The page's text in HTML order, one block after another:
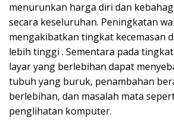
menurunkan harga diri dan
secara keseluruhan. Peningkatan
mengakibatkan tingkat kecemasan
lebih tinggi . Sementara pada
layar yang berlebihan dapat
tubuh yang buruk, penambahan
berlebihan, dan masalah mata
penglihatan komputer.